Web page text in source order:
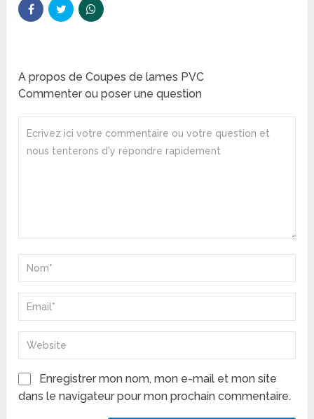
A propos de Coupes de lames PVC
Commenter ou poser une question
Enregistrer mon nom, mon e-mail et mon site
dans le navigateur pour mon prochain commentaire.